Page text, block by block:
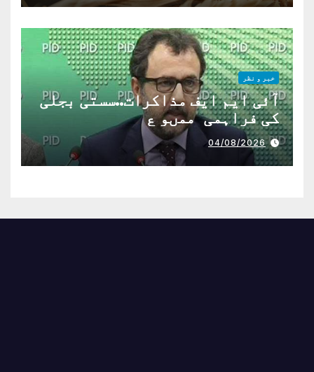
خبر و نظر
آئی ایم ایف مذاکرات..سستی بجلی
کی فراہمی ممںو ع
04/08/2026